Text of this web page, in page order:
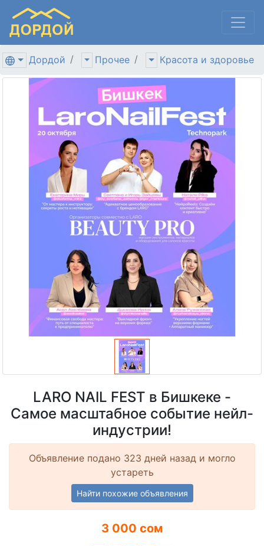
Дордой Прочее Красота и здоровье
LARO NAIL FEST в Бишкеке -
Самое масштабное событие нейл-
индустрии!
Объявление подано 323 дней назад и могло
устареть
Найти похожие объявления
3 000 сом